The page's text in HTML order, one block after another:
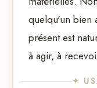
quelqu'un bien
présent est
à agir, à
✦